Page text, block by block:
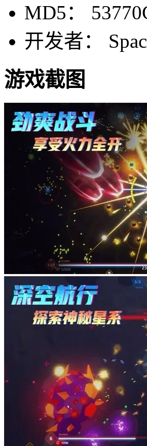
MD5：
开发者：
游戏截图